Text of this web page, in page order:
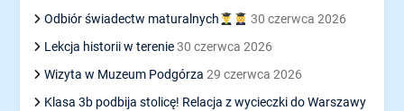
Odbiór świadectw maturalnych
30 czerwca 2026
Lekcja historii w terenie 30 czerwca 2026
Wizyta w Muzeum Podgórza 29 czerwca 2026
Klasa 3b podbija stolicę! Relacja z wycieczki do Warszawy